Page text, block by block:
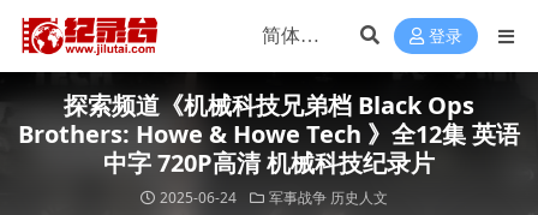
登录
探索频道《机械科技兄弟档 Black Ops
Brothers: Howe & Howe Tech 》全12集 英语
中字 720P高清 机械科技纪录片
2025-06-24 军事战争 历史人文